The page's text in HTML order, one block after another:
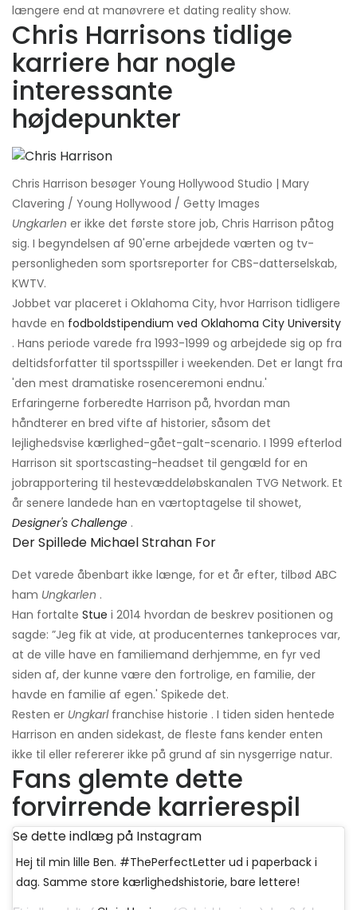
længere end at manøvrere et dating reality show.
Chris Harrisons tidlige
karriere har nogle
interessante
højdepunkter
Chris Harrison besøger Young Hollywood Studio | Mary
Clavering / Young Hollywood / Getty Images
Ungkarlen er ikke det første store job, Chris Harrison påtog
sig. I begyndelsen af ​​90'erne arbejdede værten og tv-
personligheden som sportsreporter for CBS-datterselskab,
KWTV.
Jobbet var placeret i Oklahoma City, hvor Harrison tidligere
havde en fodboldstipendium ved Oklahoma City University
. Hans periode varede fra 1993-1999 og arbejdede sig op fra
deltidsforfatter til sportsspiller i weekenden. Det er langt fra
'den mest dramatiske rosenceremoni endnu.'
Erfaringerne forberedte Harrison på, hvordan man
håndterer en bred vifte af historier, såsom det
lejlighedsvise kærlighed-gået-galt-scenario. I 1999 efterlod
Harrison sit sportscasting-headset til gengæld for en
jobrapportering til hestevæddeløbskanalen TVG Network. Et
år senere landede han en værtoptagelse til showet,
Designer's Challenge .
Der Spillede Michael Strahan For
Det varede åbenbart ikke længe, ​​for et år efter, tilbød ABC
ham Ungkarlen .
Han fortalte Stue i 2014 hvordan de beskrev positionen og
sagde: ”Jeg fik at vide, at producenternes tankeproces var,
at de ville have en familiemand derhjemme, en fyr ved
siden af, der kunne være den fortrolige, en familie, der
havde en familie af egen.' Spikede det.
Resten er Ungkarl franchise historie . I tiden siden hentede
Harrison en anden sidekast, de fleste fans kender enten
ikke til eller refererer ikke på grund af sin nysgerrige natur.
Fans glemte dette
forvirrende karrierespil
Se dette indlæg på Instagram
Hej til min lille Ben. #ThePerfectLetter ud i paperback i
dag. Samme store kærlighedshistorie, bare lettere!